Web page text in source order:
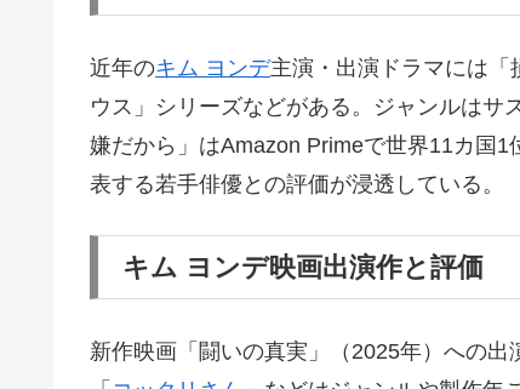
近年のキム ヨンデ主演・出演ドラマには「
ウス」シリーズなどがある。ジャンルはサ
嫌だから」はAmazon Primeで世界11カ国
表する若手俳優との評価が浸透している。
キム ヨンデ映画出演作と評価
新作映画「闘いの真実」（2025年）への